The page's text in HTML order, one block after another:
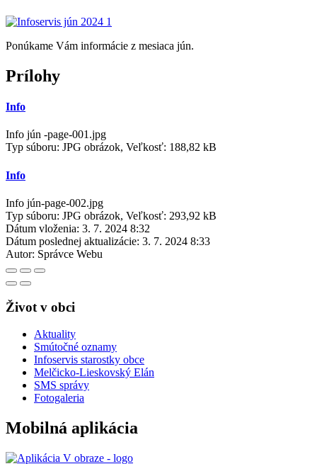
Ponúkame Vám informácie z mesiaca jún.
Prílohy
Info
Info jún -page-001.jpg
Typ súboru: JPG obrázok, Veľkosť: 188,82 kB
Info
Info jún-page-002.jpg
Typ súboru: JPG obrázok, Veľkosť: 293,92 kB
Dátum vloženia: 3. 7. 2024 8:32
Dátum poslednej aktualizácie: 3. 7. 2024 8:33
Autor: Správce Webu
Život v obci
Aktuality
Smútočné oznamy
Infoservis starostky obce
Melčicko-Lieskovský Elán
SMS správy
Fotogaleria
Mobilná aplikácia